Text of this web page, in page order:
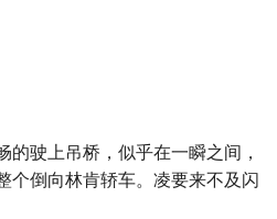
的驶上吊桥，似乎在一瞬之间，
个倒向林肯轿车。凌要来不及闪